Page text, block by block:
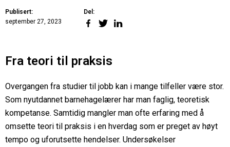
Pedagogikk
Forskning
Om oss
Publisert:
september 27, 2023
Del:
Del
Del
Del
Fra teori til praksis
Overgangen fra studier til jobb kan i mange tilfeller være stor.
Som nyutdannet barnehagelærer har man faglig, teoretisk
kompetanse. Samtidig mangler man ofte erfaring med å
omsette teori til praksis i en hverdag som er preget av høyt
tempo og uforutsette hendelser. Undersøkelser